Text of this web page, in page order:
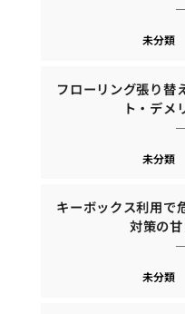
未分類
フローリング張り替
ト・デメ
未分類
キーボックス利用で
対策の
未分類